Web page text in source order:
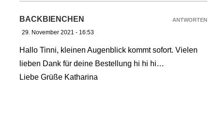
BACKBIENCHEN
29. November 2021 - 16:53
Hallo Tinni, kleinen Augenblick kommt sofort. Vielen
lieben Dank für deine Bestellung hi hi hi…
Liebe Grüße Katharina
ANTWORTEN